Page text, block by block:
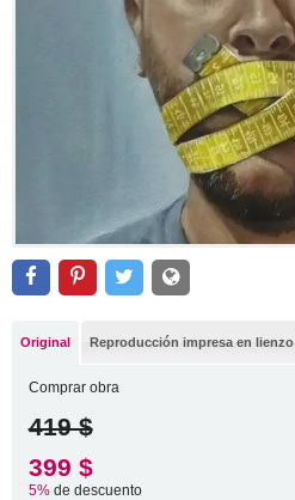
Original Reproducción impresa en lienzo
Comprar obra
419 $
399 $
5%de descuento